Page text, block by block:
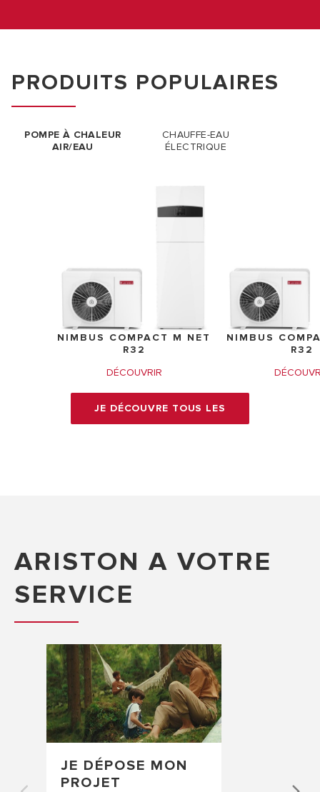
PRODUITS POPULAIRES
POMPE À CHALEUR
AIR/EAU
CHAUFFE-EAU
ÉLECTRIQUE
NIMBUS COMPACT M NET
R32
DÉCOUVRIR
NIMBUS
R32
JE DÉCOUVRE TOUS LES
ARISTON A VOTRE
SERVICE
JE DÉPOSE MON
PROJET